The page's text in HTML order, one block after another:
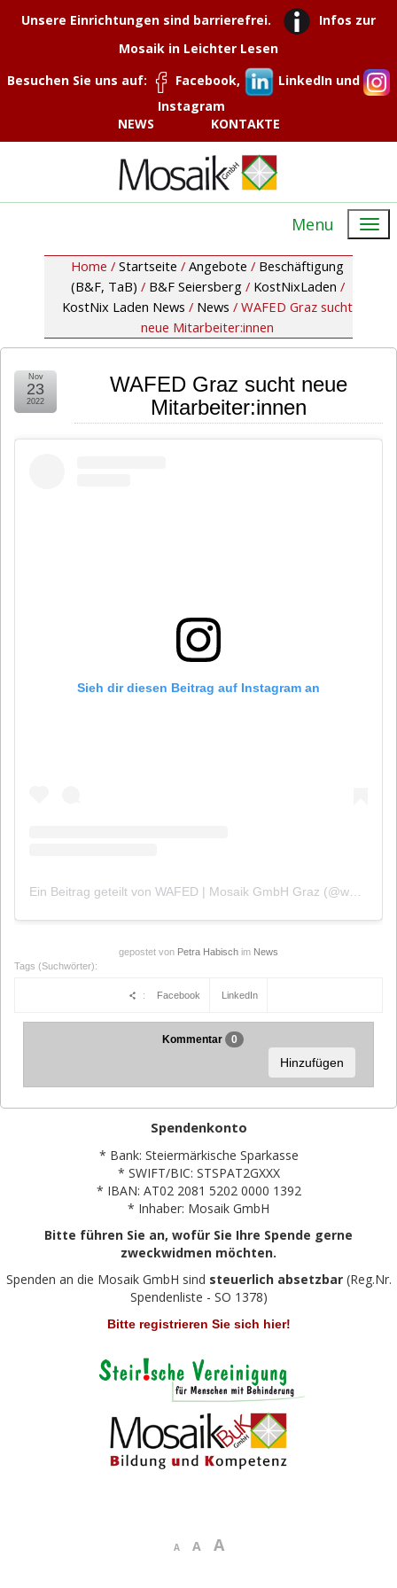
Unsere Einrichtungen sind barrierefrei.
Infos zur
Mosaik in Leichter Lesen
Besuchen Sie uns auf:
Facebook,
LinkedIn und
Instagram
NEWS
KONTAKTE
Menu
Home / Startseite / Angebote / Beschäftigung
(B&F, TaB) / B&F Seiersberg / KostNixLaden /
KostNix Laden News / News / WAFED Graz sucht
neue Mitarbeiter:innen
WAFED Graz sucht neue
Mitarbeiter:innen
Nov
23
2022
Sieh dir diesen Beitrag auf Instagram an
gepostet von Petra Habisch im News
Tags (Suchwörter):
: Facebook LinkedIn
Kommentar 0
Hinzufügen
Spendenkonto
* Bank: Steiermärkische Sparkasse
* SWIFT/BIC: STSPAT2GXXX
* IBAN: AT02 2081 5202 0000 1392
* Inhaber: Mosaik GmbH
Bitte führen Sie an, wofür Sie Ihre Spende gerne
zweckwidmen möchten.
Spenden an die Mosaik GmbH sind steuerlich absetzbar(Reg.Nr.
Spendenliste - SO 1378)
Bitte registrieren Sie sich hier!
A A A